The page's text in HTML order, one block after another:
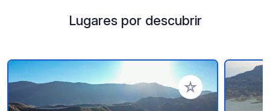
Lugares por descubrir
Añadir a tus